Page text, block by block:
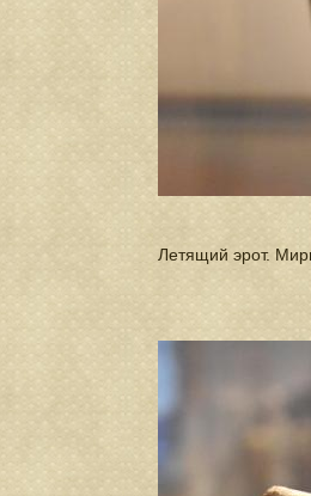
Летящий эрот.